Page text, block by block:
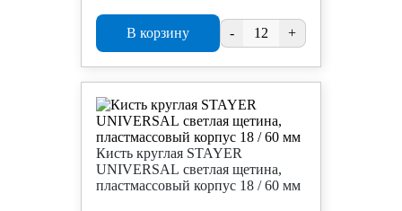
В корзину - +
Кисть круглая STAYER
UNIVERSAL светлая щетина,
пластмассовый корпус 18 / 60 мм